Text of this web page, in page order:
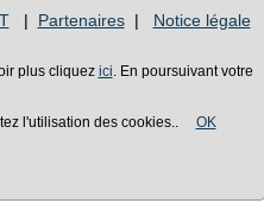
| Partenaires| Notice légale
plus cliquez ici . En poursuivant votre
l'utilisation des cookies.. OK